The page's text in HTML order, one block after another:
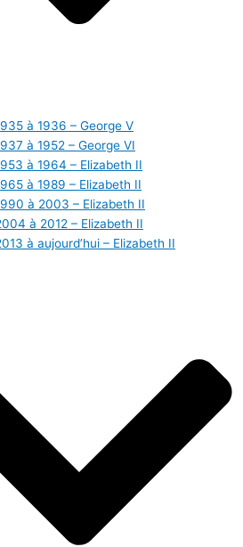
à 1936 – George V
à 1952 – George VI
à 1964 – Elizabeth II
à 1989 – Elizabeth II
à 2003 – Elizabeth II
à 2012 – Elizabeth II
à aujourd’hui – Elizabeth II